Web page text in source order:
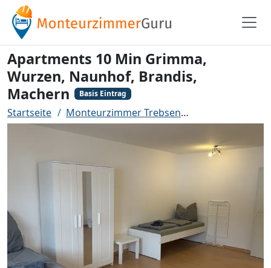
Apartments 10 Min Grimma,
Wurzen, Naunhof, Brandis,
Machern
Basis Eintrag
Startseite Monteurzimmer Trebsen